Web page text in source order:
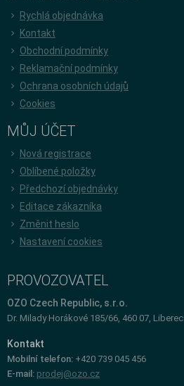
Rychlá objednávka
Kontakt
Obchodní podmínky
Reklamační podmínky
Ochrana osobních údajů
Cookies
MŮJ ÚČET
Nová registrace
Oblíbené položky
Předchozí objednávky
Editace zákazníka
Změnit heslo
Nastavení cookies
PROVOZOVATEL
OZO Czech Republic, s.r.o.
Dr. Milady Horákové 185/66, 460 07, Liberec
Kontakt
Mobilní telefon: +420 739 045 456
E-mail: prodej@ozo.cz